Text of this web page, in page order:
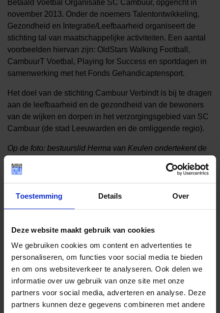
Toestemming Details Over
Deze website maakt gebruik van cookies
We gebruiken cookies om content en advertenties te
personaliseren, om functies voor social media te bieden
en om ons websiteverkeer te analyseren. Ook delen we
informatie over uw gebruik van onze site met onze
partners voor social media, adverteren en analyse. Deze
partners kunnen deze gegevens combineren met andere
Betaald Voetbal Organisatie SC Cambuur, opgericht in
november 2013. Onder de noemers Talentontwikkeling,
Gezondheid en Integratie/Leefbaarheid organiseert de
stichting tal van maatschappelijke activiteiten. Een aantal
voorbeelden hiervan zijn: OldStars Walking Football,
CambuurT Voetbal, Playing for Success en sportdagen in
samenwerking met het Fonds Gehandicaptensport.
Het doel van de stichting Cambuur Verbindt is bij te dragen
aan de leefbaarheid en de gezondheid van de bewoners
van de wijken en dorpen in het verzorgingsgebied van SC
Cambuur (de stad Leeuwarden en de omliggende regio).
Op de foto: bestuurslid Herma van Keulen ondertekent de
Dijks Fotografie (
https://www.dijksfotografie.com/).
Deel dit bericht op social media!